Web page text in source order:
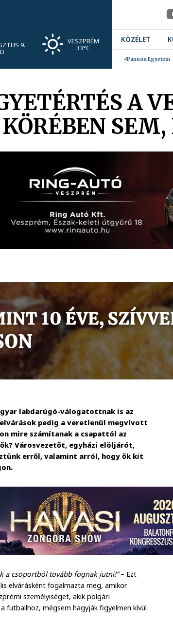
9. VESZPRÉM
33°C
KÖZÉLET
#Pannon Egyetem
A
labdarúgó-válogatottnak is az
pedig a veretlenül megvívott
mire számítanak a csapattól az
Városvezetőt, egyházi elöljárót,
erről, valamint arról, hogy ők kit
a csoportból tovább fognak jutni!”– Ezt
elvárásként fogalmazta meg, amikor
személyiséget, akik polgári
futballhoz, mégsem hagyják figyelmen kívül